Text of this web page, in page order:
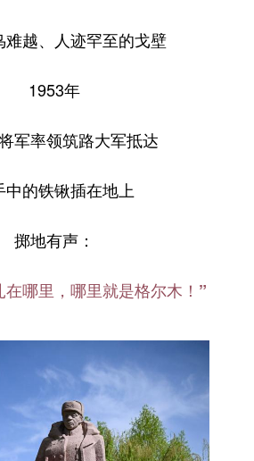
难越、人迹罕至的戈壁
1953年
军率领筑路大军抵达
中的铁锹插在地上
掷地有声：
在哪里，哪里就是格尔木！”